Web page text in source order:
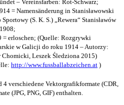
– Vereinsfarben: Rot-Schwarz;
= Namensänderung in Stanisławowski
(S. K. S.) „Rewera“ Stanisławów
= erloschen; (Quelle: Rozgrywki
w Galicji do roku 1914 – Autorzy:
Chomicki, Leszek Śledziona 2015)
http://www.fussballabzeichen.at )
4 verschiedene Vektorgrafikformate (CDR,
(JPG, PNG, GIF) enthalten.